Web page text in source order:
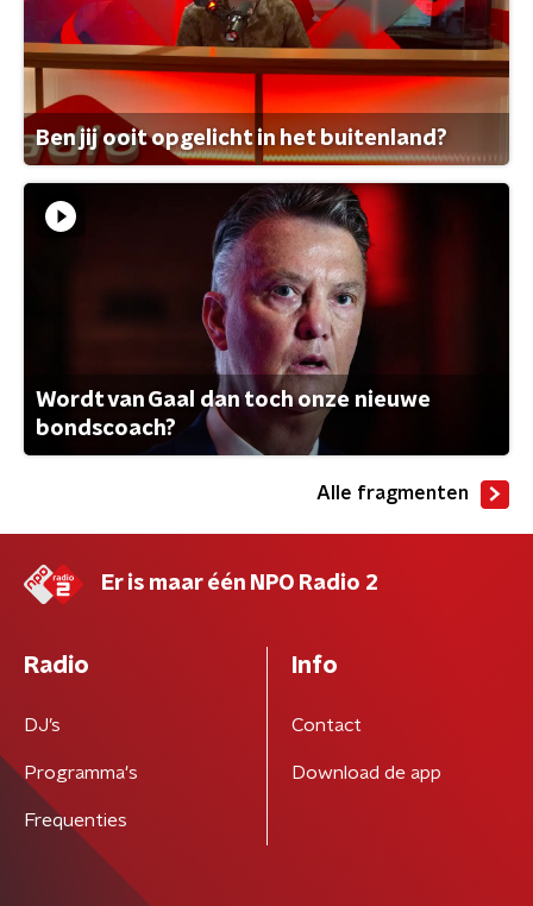
Ben jij ooit opgelicht in het buitenland?
Wordt van Gaal dan toch onze nieuwe
bondscoach?
Alle fragmenten
Er is maar één NPO Radio 2
Radio
DJ’s
Programma's
Frequenties
Info
Contact
Download de app